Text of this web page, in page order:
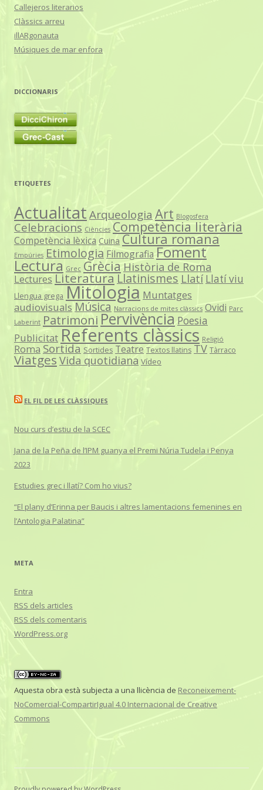
Callejeros literarios
Clàssics arreu
illARgonauta
Músiques de mar enfora
DICCIONARIS
ETIQUETES
ActualitatArqueologia Art Blogosfera
Celebracions Ciències Competència literària
Competència lèxica Cuina Cultura romana
Empúries Etimologia Filmografia Foment
Lectura Grec Grècia Història de Roma
Lectures LiteraturaLlatinismes Llatí Llatí viu
Llengua grega Mitologia Muntatges
audiovisuals Música Narracions de mites clàssics Ovidi Parc
Laberint PatrimoniPervivència Poesia
PublicitatReferents clàssics Religió
Roma Sortida Sortides Teatre Textos llatins TV Tàrraco
Viatges Vida quotidiana Vídeo
EL FIL DE LES CLÀSSIQUES
Nou curs d’estiu de la SCEC
Jana de la Peña de l’IPM guanya el Premi Núria Tudela i Penya
2023
Estudies grec i llatí? Com ho vius?
“El plany d’Erinna per Baucis i altres lamentacions femenines en
l’Antologia Palatina”
META
Entra
RSS dels articles
RSS dels comentaris
WordPress.org
Aquesta obra està subjecta a una llicència de Reconeixement-
NoComercial-CompartirIgual 4.0 Internacional de Creative
Commons